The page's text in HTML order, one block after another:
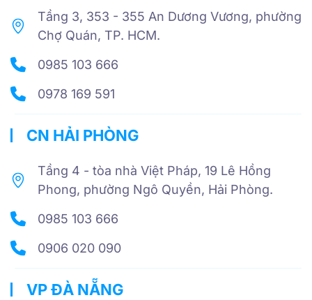
Tầng 3, 353 - 355 An Dương Vương, phường
Chợ Quán, TP. HCM.
0985 103 666
0978 169 591
CN HẢI PHÒNG
Tầng 4 - tòa nhà Việt Pháp, 19 Lê Hồng
Phong, phường Ngô Quyền, Hải Phòng.
0985 103 666
0906 020 090
VP ĐÀ NẴNG